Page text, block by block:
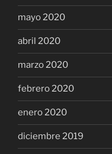
mayo 2020
abril 2020
marzo 2020
febrero 2020
enero 2020
diciembre 2019